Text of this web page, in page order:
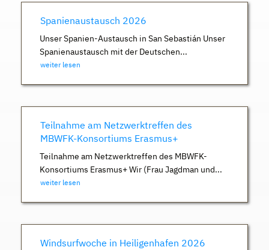
Spanienaustausch 2026
Unser Spanien-Austausch in San Sebastián Unser
Spanienaustausch mit der Deutschen...
weiter lesen
Teilnahme am Netzwerktreffen des
MBWFK-Konsortiums Erasmus+
Teilnahme am Netzwerktreffen des MBWFK-
Konsortiums Erasmus+ Wir (Frau Jagdman und...
weiter lesen
Windsurfwoche in Heiligenhafen 2026